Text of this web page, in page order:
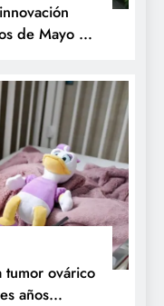
de Mayo y
ovárico
años